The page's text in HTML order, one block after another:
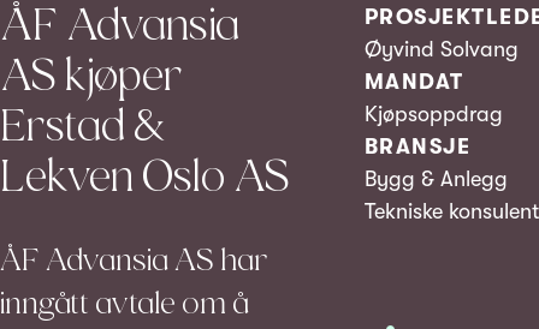
ÅF Advansia
AS kjøper
Erstad &
Lekven Oslo AS
ÅF Advansia AS har
inngått avtale om å
Øyvind Solvang
MANDAT
Kjøpsoppdrag
BRANSJE
Bygg & Anlegg
Tekniske